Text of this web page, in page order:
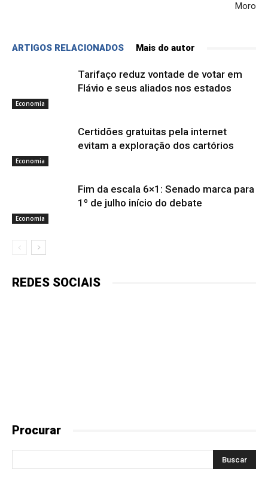
Moro
ARTIGOS RELACIONADOS Mais do autor
Economia
Tarifaço reduz vontade de votar em
Flávio e seus aliados nos estados
Economia
Certidões gratuitas pela internet
evitam a exploração dos cartórios
Economia
Fim da escala 6×1: Senado marca para
1º de julho início do debate
REDES SOCIAIS
Procurar